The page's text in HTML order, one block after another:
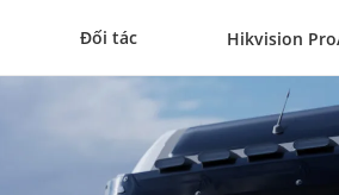
Đối tác Hikvision